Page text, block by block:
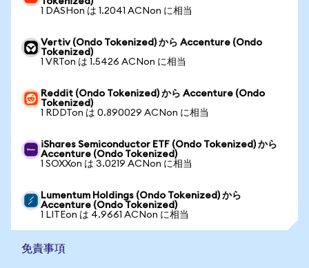
1 DASHon は 1.2041 ACNon に相当
Vertiv (Ondo Tokenized) から Accenture (Ondo
Tokenized)
1 VRTon は 1.5426 ACNon に相当
Reddit (Ondo Tokenized) から Accenture (Ondo
Tokenized)
1 RDDTon は 0.890029 ACNon に相当
iShares Semiconductor ETF (Ondo Tokenized) から
Accenture (Ondo Tokenized)
1 SOXXon は 3.0219 ACNon に相当
Lumentum Holdings (Ondo Tokenized) から
Accenture (Ondo Tokenized)
1 LITEon は 4.9661 ACNon に相当
免責事項